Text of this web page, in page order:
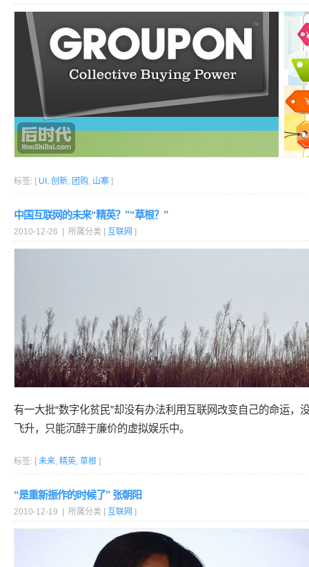
标签: [ UI 创新 团购 山寨 ]
中国互联网的未来“精英？”“草根？”
2010-12-26 | 所属分类 [ 互联网 ]
有一大批“数字化贫民”却没有办法利用互联网改变自己的命运，
飞升，只能沉醉于廉价的虚拟娱乐中。
标签: [ 未来 精英 草根 ]
“是重新振作的时候了” 张朝阳
2010-12-19 | 所属分类 [ 互联网 ]